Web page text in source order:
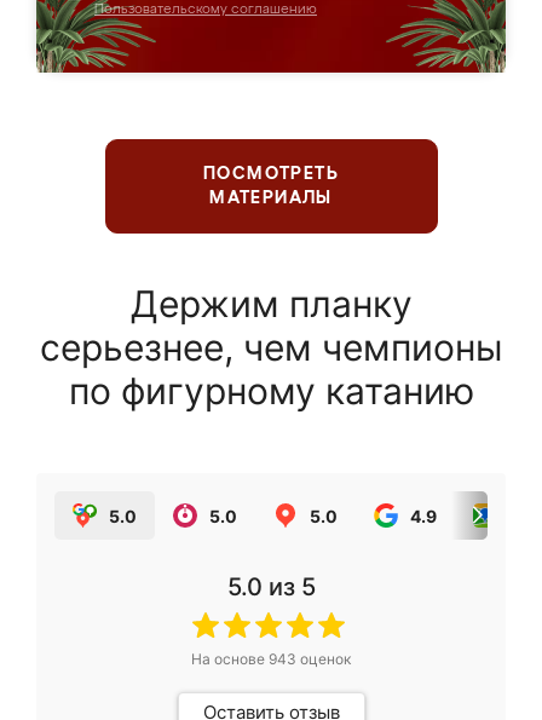
Пользовательскому соглашению
ПОСМОТРЕТЬ
МАТЕРИАЛЫ
Держим планку
серьезнее, чем чемпионы
по фигурному катанию
5.0 5.0 5.0 4.9
5.0 из 5
На основе 943 оценок
Оставить отзыв